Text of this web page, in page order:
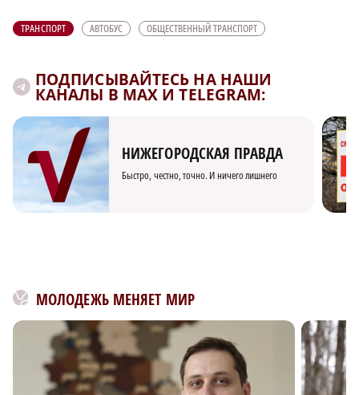
ТРАНСПОРТ АВТОБУС ОБЩЕСТВЕННЫЙ ТРАНСПОРТ
ПОДПИСЫВАЙТЕСЬ НА НАШИ
КАНАЛЫ В MAX И TELEGRAM:
НИЖЕГОРОДСКАЯ ПРАВДА
Быстро, честно, точно. И ничего лишнего
МОЛОДЕЖЬ МЕНЯЕТ МИР